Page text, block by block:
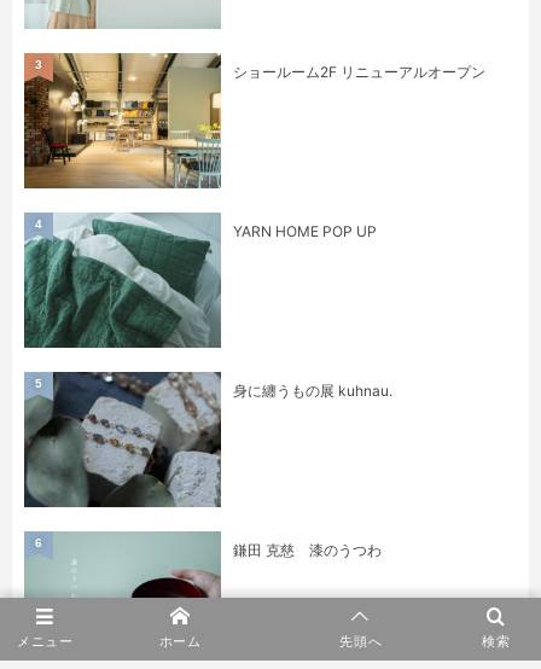
ショールーム2F リニューアルオープン
3
YARN HOME POP UP
4
身に纏うもの展 kuhnau.
5
鎌田 克慈 漆のうつわ
6
メニュー 検索
ホーム 先頭へ